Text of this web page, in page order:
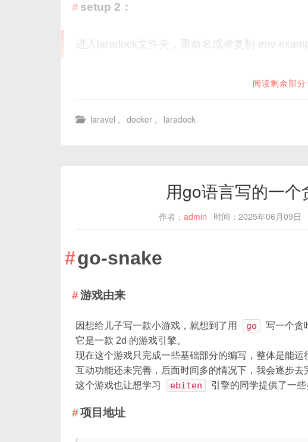
setup 2：
进入laradock文件夹，重命名或者复制 env-
阅读剩余部分
laravel , docker , laradock
用go语言写的一
作者： admin 时间：2025年06月09日
go-snake
游戏由来
因想给儿子写一款小游戏，就想到了用 go 写一个贪
它是一款 2d 的游戏引擎。
现在这个游戏只完成一些基础部分的编写，整体是能
互动功能还未完善，后面时间多的情况下，我会逐步去
这个游戏也让想学习
ebiten 引擎的同学提供了一些
项目地址